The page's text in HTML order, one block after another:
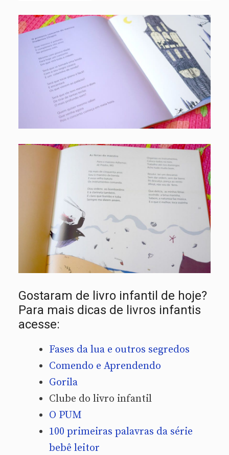
Gostaram de livro infantil de hoje?
Para mais dicas de livros infantis
acesse:
Fases da lua e outros segredos
Comendo e Aprendendo
Gorila
Clube do livro infantil
O PUM
100 primeiras palavras da série
bebê leitor